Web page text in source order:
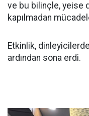
ve bu bilinçle, yeise
kapılmadan
Etkinlik,
ardından sona erdi.